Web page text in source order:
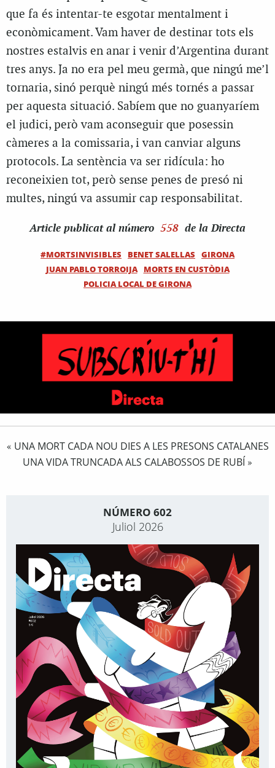
que fa és intentar-te esgotar mentalment i
econòmicament. Vam haver de destinar tots els
nostres estalvis en anar i venir d’Argentina durant
tres anys. Ja no era pel meu germà, que ningú me’l
tornaria, sinó perquè ningú més tornés a passar
per aquesta situació. Sabíem que no guanyaríem
el judici, però vam aconseguir que posessin
càmeres a la comissaria, i van canviar alguns
protocols. La sentència va ser ridícula: ho
reconeixien tot, però sense penes de presó ni
multes, ningú va assumir cap responsabilitat.
Article publicat al número 558 de la Directa
#MORTSINVISIBLES BENET SALELLAS
GIRONA
JUAN PABLO TORROIJA
MORTS EN CUSTÒDIA
POLICIA LOCAL DE GIRONA
« UNA MORT CADA NOU DIES A LES PRESONS CATALANES
UNA VIDA TRUNCADA ALS CALABOSSOS DE RUBÍ »
NÚMERO 602
Juliol 2026